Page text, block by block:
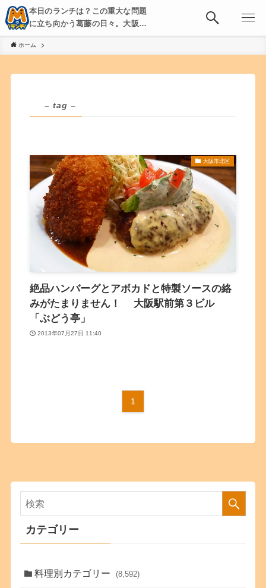
本日のランチは？この重大な問題
に立ち向かう葛藤の日々。大阪・
京都・神戸を中心とした食べ歩
き、飲み歩きを綴る。
ホーム
– tag –
大阪市北区
絶品ハンバーグとアボカドと特製ソースの絡
みがたまりません！ 大阪駅前第３ビル
「ぶどう亭」
2013年07月27日 11:40
1
カテゴリー
料理別カテゴリー (8,592)